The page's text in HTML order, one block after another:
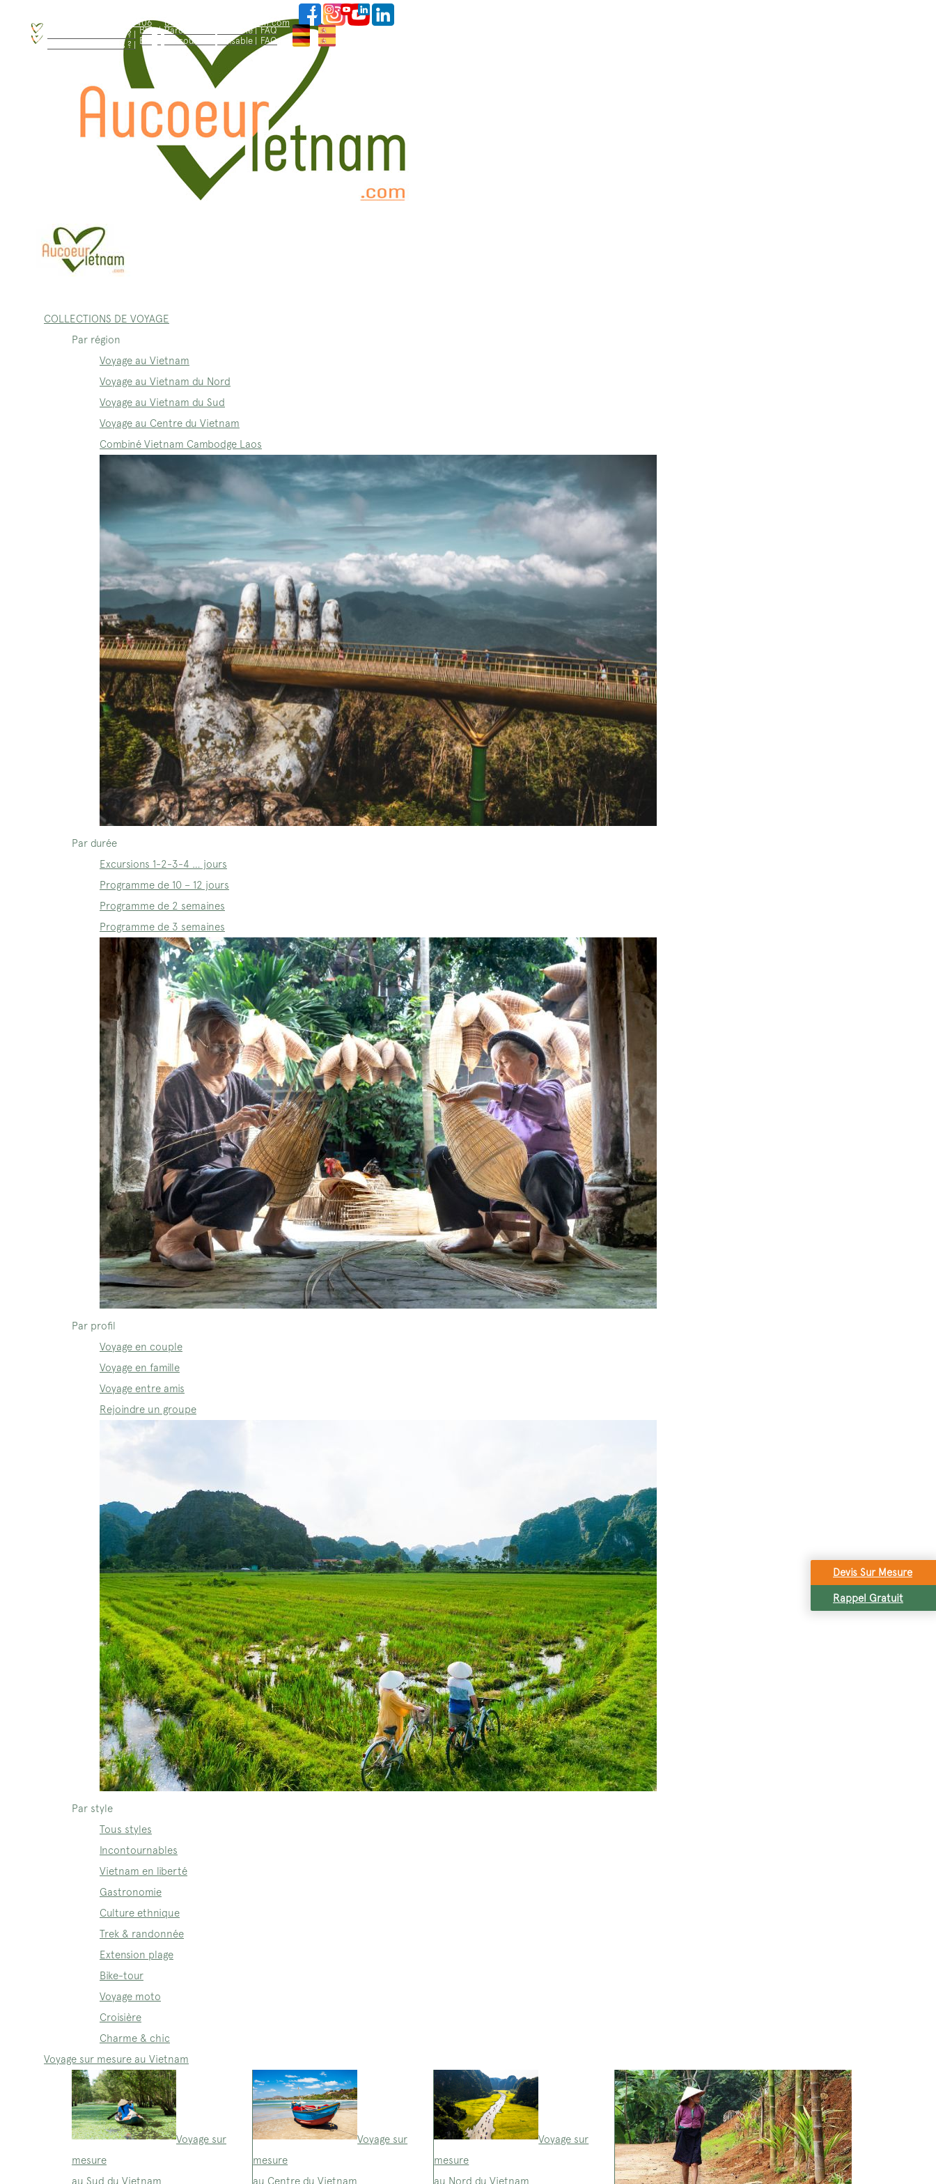
WhatsApp: +84.909.426.406 bonjour@aucoeurvietnam.com
Qui sommes - nous ? | Blog | Parcours responsable | FAQ
COLLECTIONS DE VOYAGE
Par région
Voyage au Vietnam
Voyage au Vietnam du Nord
Voyage au Vietnam du Sud
Voyage au Centre du Vietnam
Combiné Vietnam Cambodge Laos
Par durée
Excursions 1-2-3-4 … jours
Programme de 10 – 12 jours
Programme de 2 semaines
Programme de 3 semaines
Par profil
Voyage en couple
Voyage en famille
Voyage entre amis
Rejoindre un groupe
Par style
Tous styles
Incontournables
Vietnam en liberté
Gastronomie
Culture ethnique
Trek & randonnée
Extension plage
Bike-tour
Voyage moto
Croisière
Charme & chic
Voyage sur mesure au Vietnam
Voyage sur
mesure
au Sud du Vietnam
Voyage sur
mesure
au Centre du Vietnam
Voyage sur
mesure
au Nord du Vietnam
Qui sommes - nous ? | Blog | Parcours responsable | FAQ
Devis Sur Mesure
Rappel Gratuit